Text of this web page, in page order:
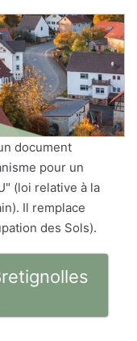
document
pour un
(loi relative à la
Il remplace
des Sols).